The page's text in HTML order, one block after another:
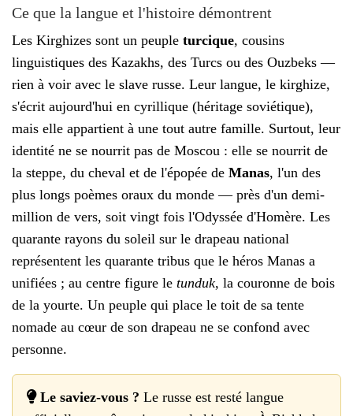
Ce que la langue et l'histoire démontrent
Les Kirghizes sont un peuple turcique, cousins
linguistiques des Kazakhs, des Turcs ou des Ouzbeks —
rien à voir avec le slave russe. Leur langue, le kirghize,
s'écrit aujourd'hui en cyrillique (héritage soviétique),
mais elle appartient à une tout autre famille. Surtout, leur
identité ne se nourrit pas de Moscou : elle se nourrit de
la steppe, du cheval et de l'épopée de Manas, l'un des
plus longs poèmes oraux du monde — près d'un demi-
million de vers, soit vingt fois l'Odyssée d'Homère. Les
quarante rayons du soleil sur le drapeau national
représentent les quarante tribus que le héros Manas a
unifiées ; au centre figure le tunduk, la couronne de bois
de la yourte. Un peuple qui place le toit de sa tente
nomade au cœur de son drapeau ne se confond avec
personne.
Le saviez-vous ? Le russe est resté langue